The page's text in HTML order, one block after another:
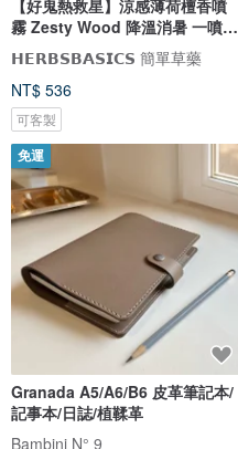
【好鬼熱救星】涼感薄荷檀香噴
霧 Zesty Wood 降溫消暑 一噴即
爽
𝗛𝗘𝗥𝗕𝗦𝗕𝗔𝗦𝗜𝗖𝗦 簡單草藥
NT$ 536
可客製
免運
Granada A5/A6/B6 皮革筆記本/
記事本/日誌/植鞣革
Bambini N° 9